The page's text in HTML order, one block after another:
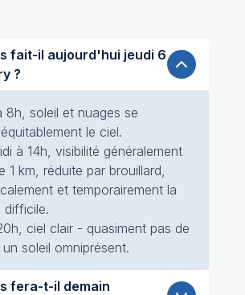
fait-il aujourd'hui jeudi 6
?
8h, soleil et nuages se
le ciel.
à 14h, visibilité généralement
1 km, réduite par brouillard,
et temporairement la
difficile.
ciel clair - quasiment pas de
soleil omniprésent.
fera-t-il demain